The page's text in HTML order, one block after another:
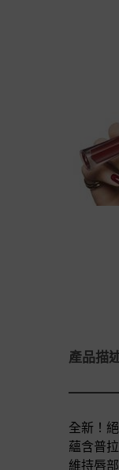
產品描
全新！
蘊含普
維持唇